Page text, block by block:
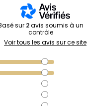
sur 2avis soumis à un
contrôle
Voir tous les avis sur ce site